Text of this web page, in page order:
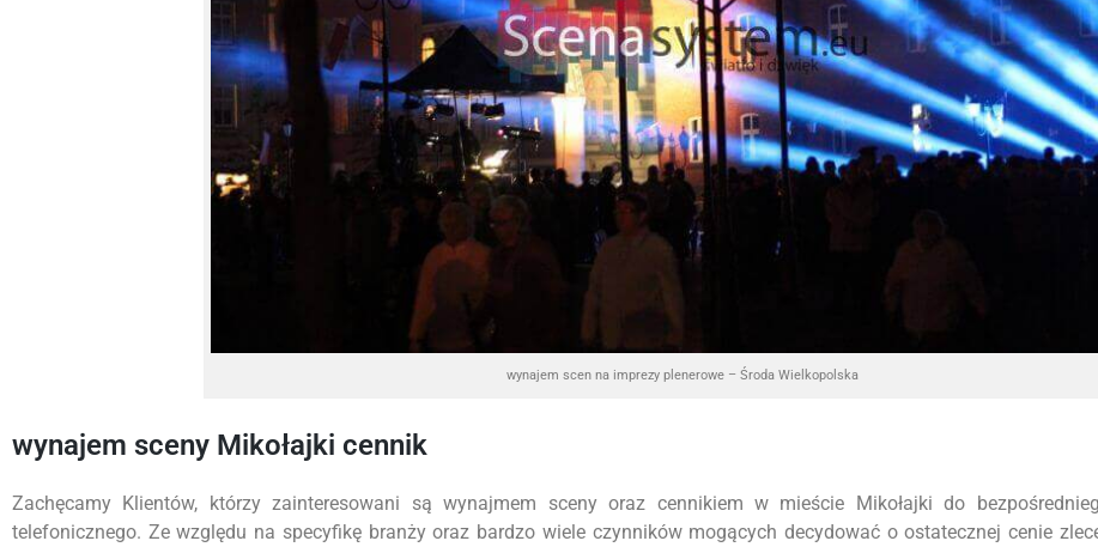
wynajem scen na imprezy plenerowe – Środa Wielkopolska
wynajem sceny Mikołajki cennik
Zachęcamy Klientów, którzy zainteresowani są wynajmem sceny oraz cennikiem w mieście Mikołajki do
telefonicznego. Ze względu na specyfikę branży oraz bardzo wiele czynników mogących decydować o ostatecznej cenie